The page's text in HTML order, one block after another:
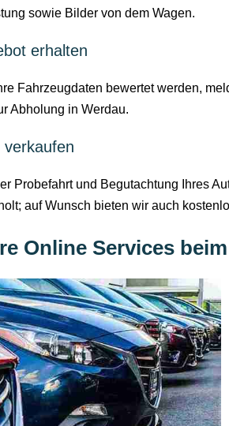
sowie Bilder von dem Wagen.
erhalten
Fahrzeugdaten bewertet werden,
Abholung in Werdau.
verkaufen
Probefahrt und Begutachtung Ihres
auf Wunsch bieten wir auch
Online Services